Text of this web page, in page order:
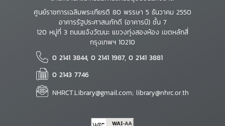
ศูนย์ราชการเฉลิมพระเกียรติ 80 พรรษา 5 ธันวาคม 2550
อาคารรัฐประศาสนภักดี (อาคารบี) ชั้น 7
120 หมู่ที่ 3 ถนนแจ้งวัฒนะ แขวงทุ่งสองห้อง เขตหลักสี่
กรุงเทพฯ 10210
0 2141 3844, 0 2141 1987, 0 2141 3881
0 2143 7746
NHRCT.Library@gmail.com; library@nhrc.or.th